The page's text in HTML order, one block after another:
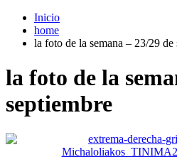
Inicio
home
la foto de la semana – 23/29 de
la foto de la
septiembre